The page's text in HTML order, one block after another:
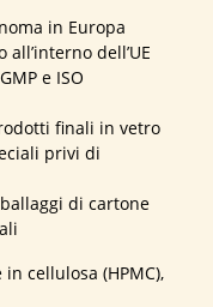
in Europa
dell’UE
e ISO
finali in vetro
privi di
di cartone
cellulosa (HPMC),